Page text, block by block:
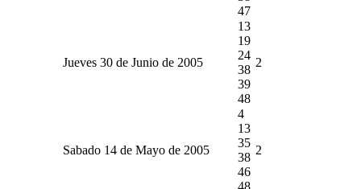
47
Jueves 30 de Junio de 2005
13
19
24
38
39
48
2
Sabado 14 de Mayo de 2005
4
13
35
38
46
48
2